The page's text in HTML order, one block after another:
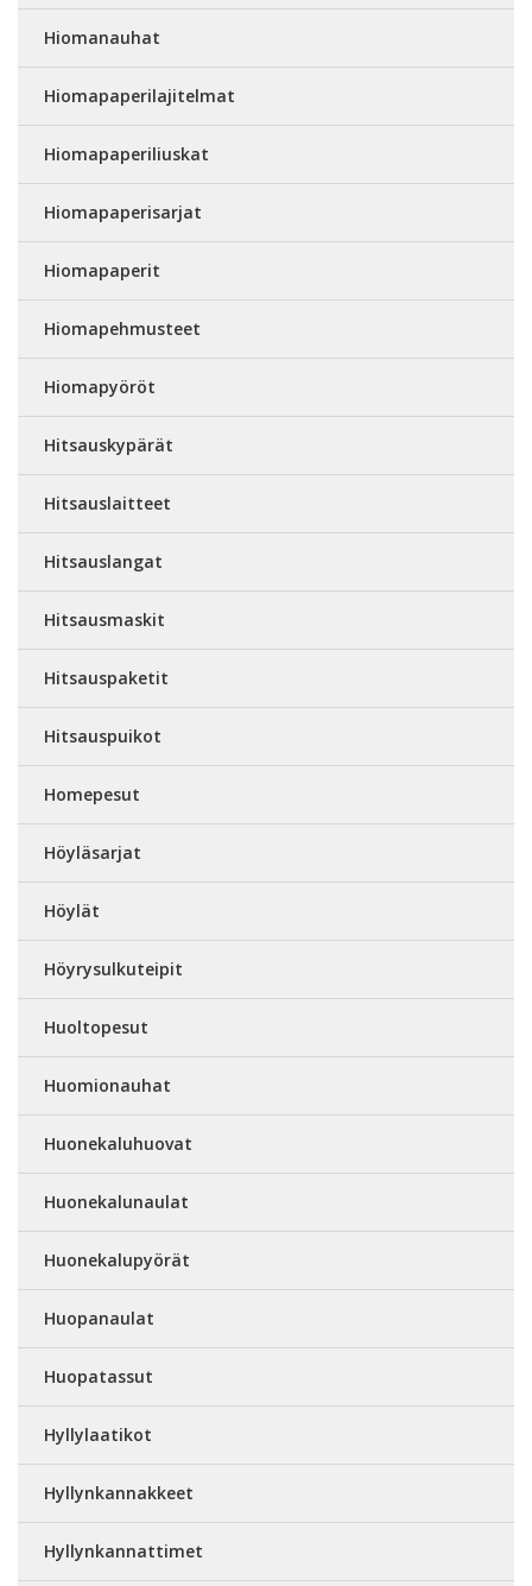
Hiomanauhat
Hiomapaperilajitelmat
Hiomapaperiliuskat
Hiomapaperisarjat
Hiomapaperit
Hiomapehmusteet
Hiomapyöröt
Hitsauskypärät
Hitsauslaitteet
Hitsauslangat
Hitsausmaskit
Hitsauspaketit
Hitsauspuikot
Homepesut
Höyläsarjat
Höylät
Höyrysulkuteipit
Huoltopesut
Huomionauhat
Huonekaluhuovat
Huonekalunaulat
Huonekalupyörät
Huopanaulat
Huopatassut
Hyllylaatikot
Hyllynkannakkeet
Hyllynkannattimet